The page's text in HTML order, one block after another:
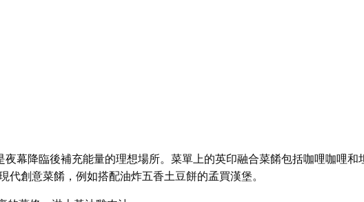
幕降臨後補充能量的理想場所。菜單上的英印融合菜餚包括咖哩咖哩和
創意菜餚，例如搭配油炸五香土豆餅的孟買漢堡。